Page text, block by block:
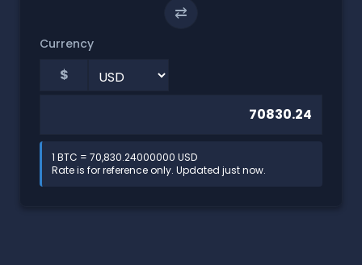
⇄
Currency
$
1 BTC = 70,830.24000000 USD
Rate is for reference only. Updated just now.